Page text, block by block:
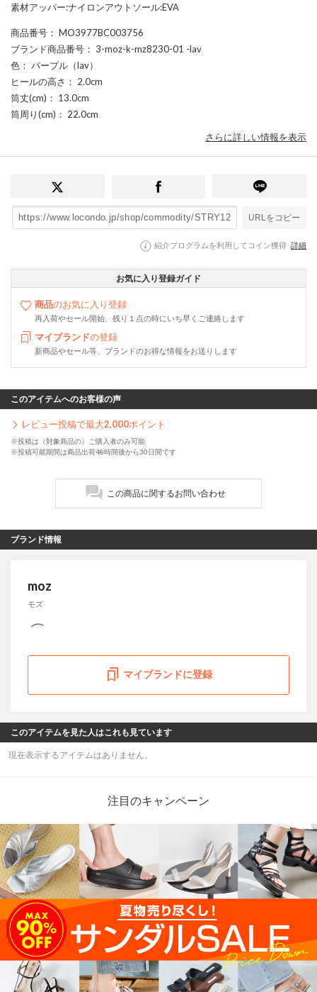
素材アッパー:ナイロンアウトソール:EVA
商品番号 ： MO3977BC003756
ブランド商品番号 ： 3-moz-k-mz8230-01 -lav
色 ： パープル（lav）
ヒールの高さ ： 2.0cm
筒丈(cm) ： 13.0cm
筒周り(cm) ： 22.0cm
さらに詳しい情報を表示
URLをコピー
紹介プログラムを利用してコイン獲得 詳細
お気に入り登録ガイド
商品のお気に入り登録
再入荷やセール開始、残り１点の時にいち早くご連絡します
マイブランドの登録
新商品やセール等、ブランドのお得な情報をお送りします
このアイテムへのお客様の声
レビュー投稿で最大2,000ポイント
※投稿は（対象商品の）ご購入者のみ可能
※投稿可能期間は商品出荷48時間後から30日間です
この商品に関するお問い合わせ
ブランド情報
moz
モズ
マイブランドに登録
このアイテムを見た人はこれも見ています
現在表示するアイテムはありません。
注目のキャンペーン